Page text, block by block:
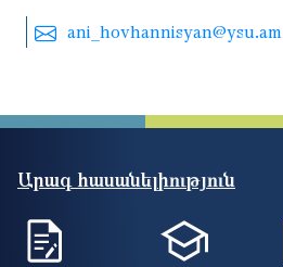
ani_hovhannisyan@ysu.am
Արագ հասանելիություն